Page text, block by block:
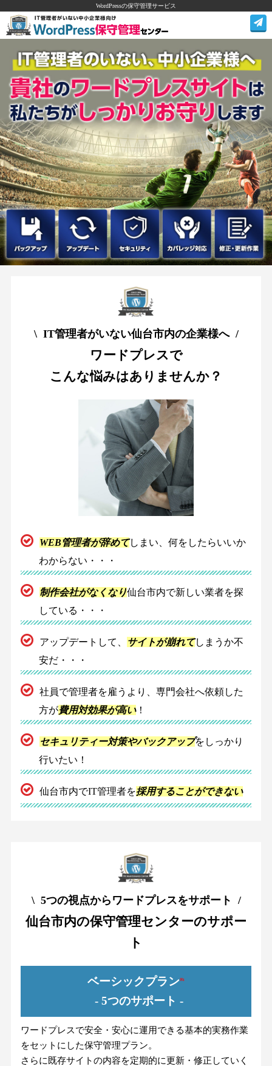
WordPressの保守管理サービス
\ IT管理者がいない仙台市内の企業様へ /
ワードプレスで
こんな悩みはありませんか？
WEB管理者が辞めてしまい、何をしたらいいか
わからない・・・
制作会社がなくなり仙台市内で新しい業者を探
している・・・
アップデートして、 サイトが崩れてしまうか不
安だ・・・
社員で管理者を雇うより、専門会社へ依頼した
方が費用対効果が高い！
セキュリティー対策やバックアップをしっかり
行いたい！
仙台市内でIT管理者を採用することができない
\ 5つの視点からワードプレスをサポート /
仙台市内の保守管理センターのサポー
ト
ベーシックプラン※1
- 5つのサポート -
ワードプレスで安全・安心に運用できる基本的実務作業
をセットにした保守管理プラン。
さらに既存サイトの内容を定期的に更新・修正していく